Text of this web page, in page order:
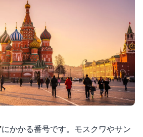
にかかる番号です。モスクワやサン